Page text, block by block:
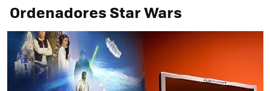
Ordenadores Star Wars